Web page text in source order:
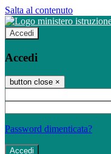
Salta al contenuto
Accedi
Accedi
button close ×
Password dimenticata?